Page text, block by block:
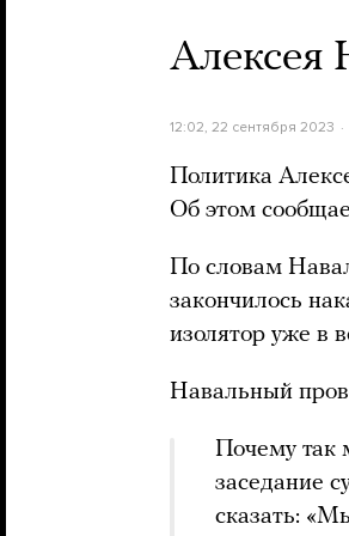
Алексея
12:02, 22 сентября 2023
Политика
Об этом
По словам
закончилось
изолятор уже в
Навальный
Почему так
заседание
сказать: